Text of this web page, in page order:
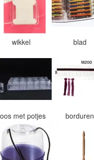
wikkel blad
met potjes borduren